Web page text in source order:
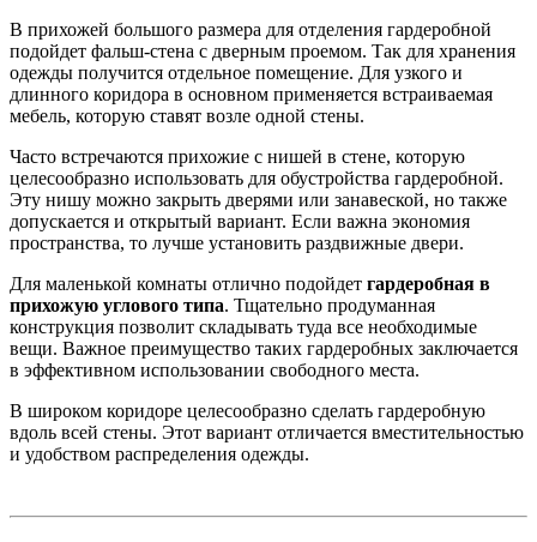
В прихожей большого размера для отделения гардеробной
подойдет фальш-стена с дверным проемом. Так для хранения
одежды получится отдельное помещение. Для узкого и
длинного коридора в основном применяется встраиваемая
мебель, которую ставят возле одной стены.
Часто встречаются прихожие с нишей в стене, которую
целесообразно использовать для обустройства гардеробной.
Эту нишу можно закрыть дверями или занавеской, но также
допускается и открытый вариант. Если важна экономия
пространства, то лучше установить раздвижные двери.
Для маленькой комнаты отлично подойдет гардеробная в
прихожую углового типа. Тщательно продуманная
конструкция позволит складывать туда все необходимые
вещи. Важное преимущество таких гардеробных заключается
в эффективном использовании свободного места.
В широком коридоре целесообразно сделать гардеробную
вдоль всей стены. Этот вариант отличается вместительностью
и удобством распределения одежды.